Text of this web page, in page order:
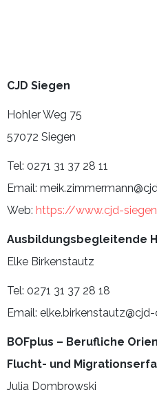
CJD Siegen
Hohler Weg 75
57072 Siegen
Tel: 0271 31 37 28 11
Email:
Web: https://www.cjd-
Ausbildungsbegleitende
Elke Birkenstautz
Tel: 0271 31 37 28 18
Email:
BOFplus – Berufliche
Flucht- und
Julia Dombrowski